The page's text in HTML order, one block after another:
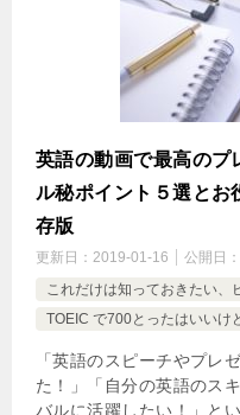
英語の動画で最高のプ
ル秘ポイント５選とお
存版
更新日： 2019-01-16 公開日：
これだけは知っておきたい、
TOEIC で700とったはいいけ
「英語のスピーチやプレ
た！」「自分の英語のス
バルに活躍したい！」と